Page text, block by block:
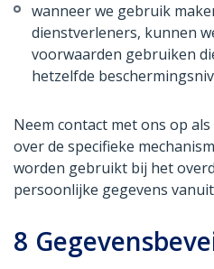
wanneer we gebruik
dienstverleners, kunnen
voorwaarden gebruiken
hetzelfde
Neem contact met ons op
over de specifieke
worden gebruikt bij het
persoonlijke gegevens vanuit
8